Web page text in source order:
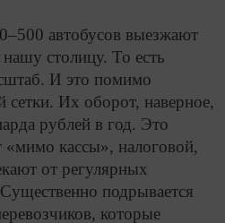
автобусов выезжают
столицу. То есть
И это помимо
сетки. Их оборот, наверное,
рублей в год. Это
«мимо кассы», налоговой,
от регулярных
подрывается
которые